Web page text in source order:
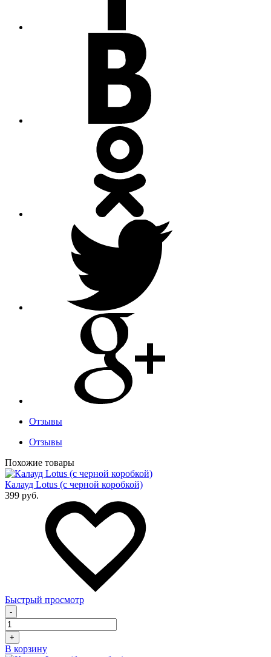
Отзывы
Отзывы
Похожие товары
Калауд Lotus (с черной коробкой)
399 руб.
Быстрый просмотр
-
+
В корзину